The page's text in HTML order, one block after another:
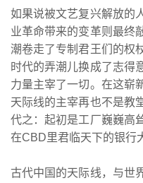
如果说被文艺复兴解放的
业革命带来的变革则最终
潮卷走了专制君王们的权
时代的弄潮儿换成了志得
力量主宰了一切。在这崭
天际线的主宰再也不是教
代之：起初是工厂巍巍高
在CBD里君临天下的银行
古代中国的天际线，与世